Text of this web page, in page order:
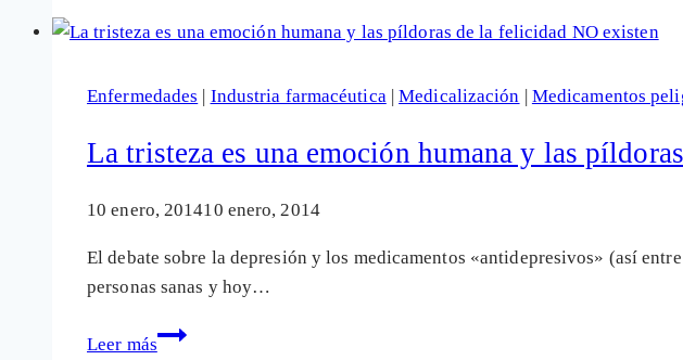
que
hacerse
medicina
es
¡no
nada!
Enfermedades Industria farmacéutica|Medicalización Medicamentos
La tristeza es una emoción humana y las
10 enero, 201410 enero, 2014
El debate sobre la depresión y los medicamentos «antidepresivos» (así
personas sanas y hoy…
Leer más
La